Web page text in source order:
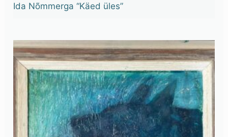
Ida Nõmmerga “Käed üles”